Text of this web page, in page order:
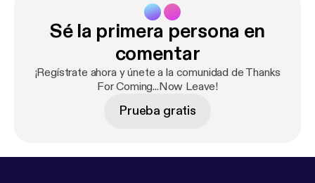
Sé la primera persona en
comentar
¡Regístrate ahora y únete a la comunidad de Thanks
For Coming...Now Leave!
Prueba gratis